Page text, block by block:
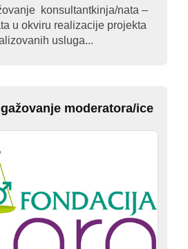
konsultantkinja/nata –
u okviru realizacije projekta
usluga...
moderatora/ice